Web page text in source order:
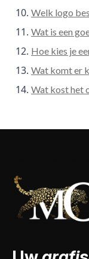
Welk logo
Wat is een
Hoe kies je
Wat komt er
Wat kost het